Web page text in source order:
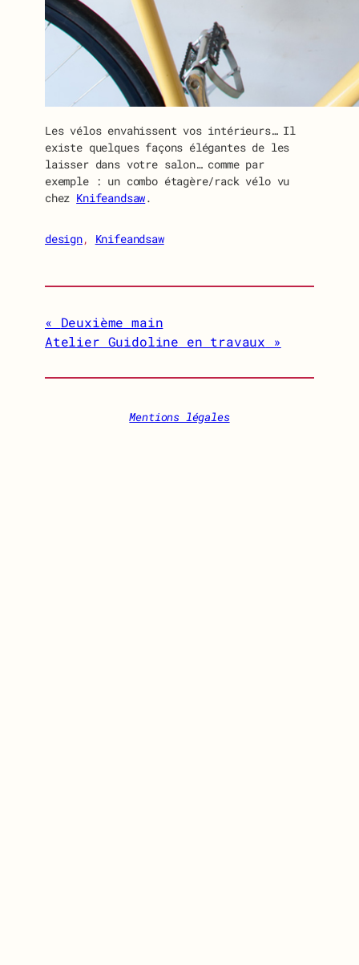
Les vélos envahissent vos intérieurs… Il
existe quelques façons élégantes de les
laisser dans votre salon… comme par
exemple : un combo étagère/rack vélo vu
chez Knifeandsaw.
design, Knifeandsaw
Deuxième main
Atelier Guidoline en travaux
Mentions légales